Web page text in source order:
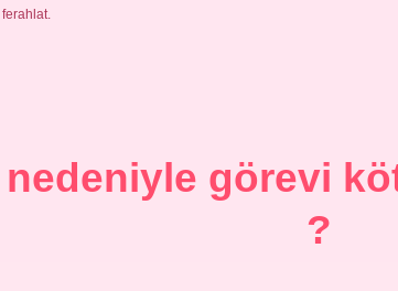
ferahlat.
nedeniyle görevi
?